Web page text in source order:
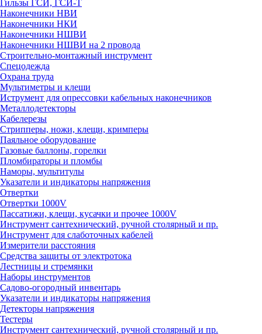
Гильзы ГСИ, ГСИ-Т
Наконечники НВИ
Наконечники НКИ
Наконечники НШВИ
Наконечники НШВИ на 2 провода
Строительно-монтажный инструмент
Спецодежда
Охрана труда
Мультиметры и клещи
Иструмент для опрессовки кабельных наконечников
Металлодетекторы
Кабелерезы
Стрипперы, ножи, клещи, кримперы
Паяльное оборудование
Газовые баллоны, горелки
Пломбираторы и пломбы
Наморы, мультитулы
Указатели и индикаторы напряжения
Отвертки
Отвертки 1000V
Пассатижи, клещи, кусачки и прочее 1000V
Инструмент сантехнический, ручной столярный и пр.
Инструмент для слаботочных кабелей
Измерители расстояния
Средства защиты от электротока
Лестницы и стремянки
Наборы инструментов
Садово-огородный инвентарь
Указатели и индикаторы напряжения
Детекторы напряжения
Тестеры
Инструмент сантехнический, ручной столярный и пр.